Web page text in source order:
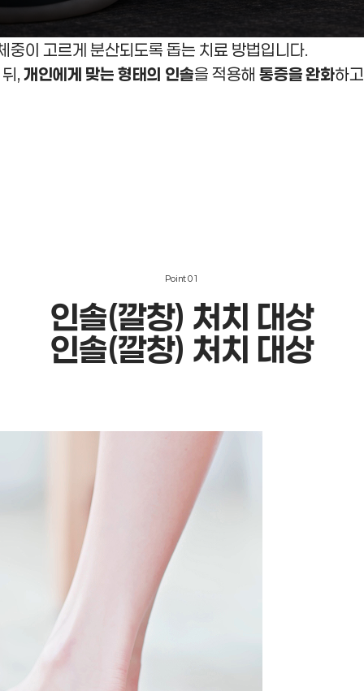
중이 고르게 분산되도록 돕는 치료 방법입니다.
,개인에게 맞는 형태의 인솔을 적용해 통증을 완화하고
Point01
인솔(깔창) 처치 대상
인솔(깔창) 처치 대상